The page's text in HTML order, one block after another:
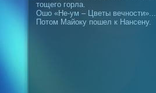
тощего горла.
Ошо «Не-ум – Цветы вечности»...
Потом Майоку пошел к Нансену.